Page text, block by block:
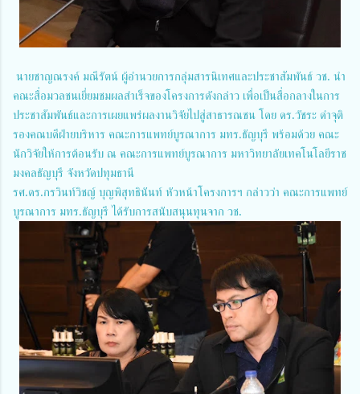
นายชาญณรงค์ มณีรัตน์ ผู้อำนวยการกลุ่มสารนิเทศและประชาสัมพันธ์ วช. นำ
คณะสื่อมวลชนเยี่ยมชมผลสำเร็จของโครงการดังกล่าว เพื่อเป็นสื่อกลางในการ
ประชาสัมพันธ์และการเผยแพร่ผลงานวิจัยไปสู่สาธารณชน โดย ดร.วัชระ ดำจุติ
รองคณบดีฝ่ายบริหาร คณะการแพทย์บูรณาการ มทร.ธัญบุรี พร้อมด้วย คณะ
นักวิจัยให้การต้อนรับ ณ คณะการแพทย์บูรณาการ มหาวิทยาลัยเทคโนโลยีราช
มงคลธัญบุรี จังหวัดปทุมธานี
รศ.ดร.กรวินท์วิชญ์ บุญพิสุทธินันท์ หัวหน้าโครงการฯ กล่าวว่า คณะการแพทย์
บูรณาการ มทร.ธัญบุรี ได้รับการสนับสนุนทุนจาก วช.